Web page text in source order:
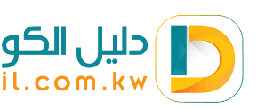
المحتوى